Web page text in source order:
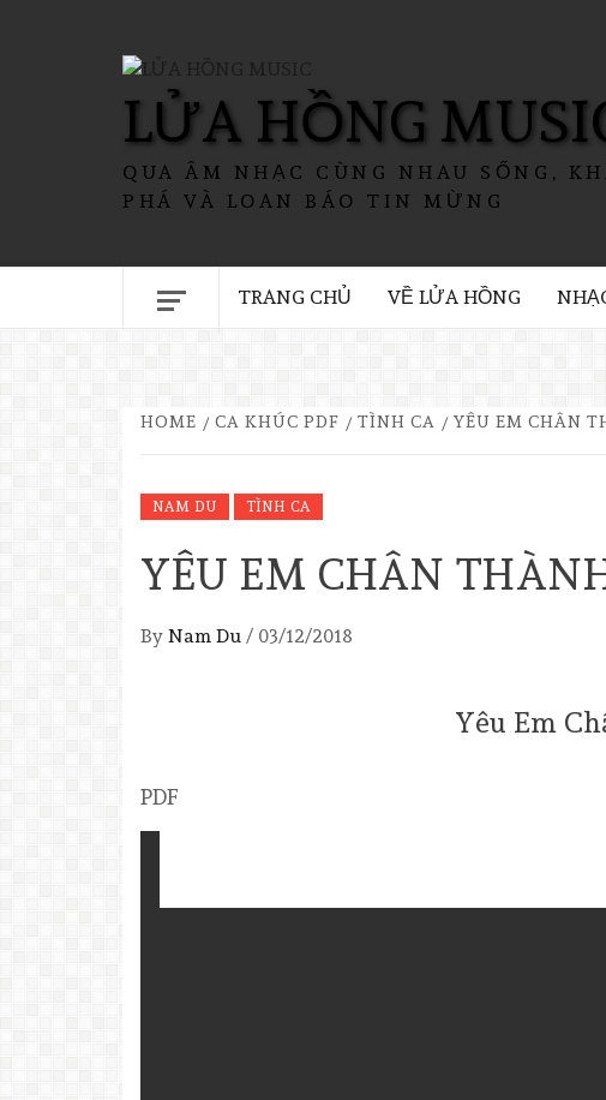
LỬA HỒNG
QUA ÂM NHẠC CÙNG NHAU SỐNG,
PHÁ VÀ LOAN BÁO TIN MỪNG
TRANG CHỦ VỀ LỬA HỒNG
HOME CA KHÚC PDF TÌNH CA YÊU EM CHÂN
NAM DU TÌNH CA
YÊU EM CHÂN
By Nam Du / 03/12/2018
Yêu Em
PDF